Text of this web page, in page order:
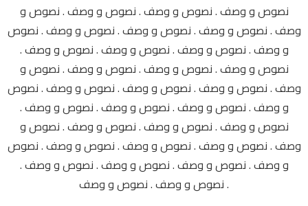
نصوص و وصف . نصوص و وصف . نصوص و وصف . نصوص و
وصف . نصوص و وصف . نصوص و وصف . نصوص و وصف . نصوص
و وصف . نصوص و وصف . نصوص و وصف . نصوص و وصف .
نصوص و وصف . نصوص و وصف . نصوص و وصف . نصوص و
وصف . نصوص و وصف . نصوص و وصف . نصوص و وصف . نصوص
و وصف . نصوص و وصف . نصوص و وصف . نصوص و وصف .
نصوص و وصف . نصوص و وصف . نصوص و وصف . نصوص و
وصف . نصوص و وصف . نصوص و وصف . نصوص و وصف . نصوص
و وصف . نصوص و وصف . نصوص و وصف . نصوص و وصف .
نصوص و وصف . نصوص و وصف .